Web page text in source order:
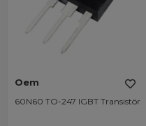
Oem
60N60 TO-247 IGBT Transistör